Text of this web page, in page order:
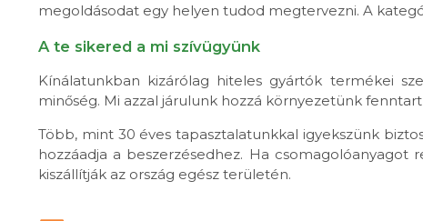
megoldásodat egy helyen tudod megtervezni. A
A te sikered a mi szívügyünk
Kínálatunkban kizárólag hiteles gyártók termékei
minőség. Mi azzal járulunk hozzá környezetünk
Több, mint 30 éves tapasztalatunkkal igyekszünk
hozzáadja a beszerzésedhez. Ha
kiszállítják az ország egész területén.